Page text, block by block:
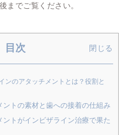
までご覧ください。
目次 閉じる
ンのアタッチメントとは？役割と
ントの素材と歯への接着の仕組み
ントがインビザライン治療で果た